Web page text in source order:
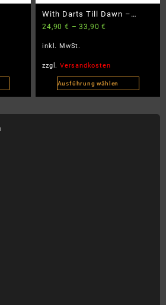
Produktseite
gewählt
werden
With Darts Till Dawn –
BlackEdition – BigSize
24,90€ –33,90€
inkl. MwSt.
zzgl.Versandkosten
Ausführung wählen
Dieses